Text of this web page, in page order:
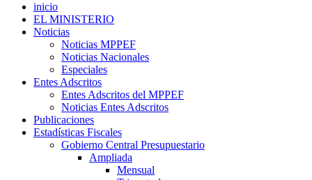
inicio
EL MINISTERIO
Noticias
Noticias MPPEF
Noticias Nacionales
Especiales
Entes Adscritos
Entes Adscritos del MPPEF
Noticias Entes Adscritos
Publicaciones
Estadísticas Fiscales
Gobierno Central Presupuestario
Ampliada
Mensual